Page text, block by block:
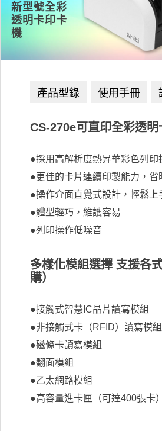
新型號全彩
透明卡印卡
機
CS-270e可直印全彩透明
●採用高解析度熱昇華彩色列印
●更佳的卡片連續印製能力，省
●操作介面直覺式設計，輕鬆上
●體型輕巧，維護容易
●列印操作低噪音
多樣化模組選擇 支援各
購）
●接觸式智慧IC晶片讀寫模組
●非接觸式卡（RFID）讀寫模組
●磁條卡讀寫模組
●翻面模組
●乙太網路模組
●高容量進卡匣（可達400張卡）